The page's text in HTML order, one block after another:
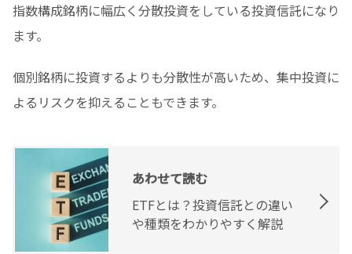
指数構成銘柄に幅広く分散投資をしている投資信託になり
ます。
個別銘柄に投資するよりも分散性が高いため、集中投資に
よるリスクを抑えることもできます。
あわせて読む
ETFとは？投資信託との違い
や種類をわかりやすく解説